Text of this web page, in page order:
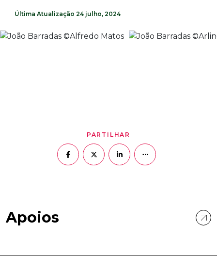
Última Atualização 24 julho, 2024
PARTILHAR
Apoios